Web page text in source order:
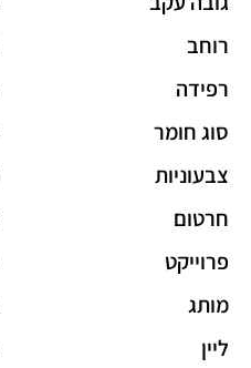
רוחב
רפידה
סוג חומר
צבעוניות
חרטום
פרוייקט
מותג
ליין